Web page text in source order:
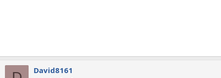
David8161